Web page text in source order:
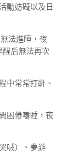
動妨礙以及日
法進睡，夜
醒后無法再次
中常常打鼾、
困倦嗜睡，夜
喊）、夢游